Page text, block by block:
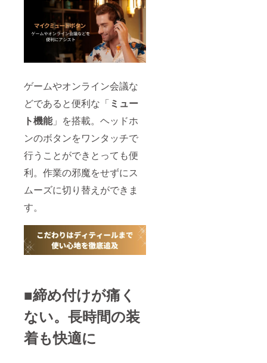
ゲームやオンライン会議な
どであると便利な「ミュー
ト機能」を搭載。ヘッドホ
ンのボタンをワンタッチで
行うことができとっても便
利。作業の邪魔をせずにス
ムーズに切り替えができま
す。
■締め付けが痛く
ない。長時間の装
着も快適に